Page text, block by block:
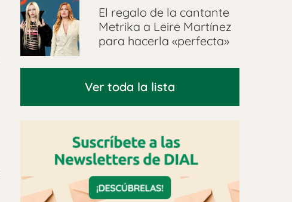
El regalo de la cantante
Metrika a Leire Martínez
para hacerla «perfecta»
Ver toda la lista